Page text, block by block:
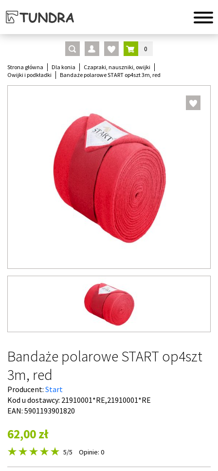
0
Strona główna Dla konia
Czapraki, nauszniki, owijki
Owijki i podkładki
Bandaże polarowe START op4szt 3m, red
Bandaże polarowe START op4szt
3m, red
Producent: Start
Kod u dostawcy: 21910001*RE,21910001*RE
EAN: 5901193901820
62,00 zł
5/5 Opinie: 0